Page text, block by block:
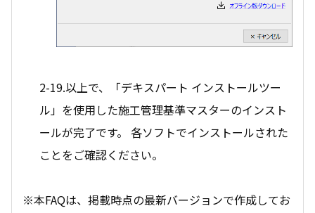
2-19.以上で、「デキスパート インストールツー
ル」を使用した施工管理基準マスターのインスト
ールが完了です。 各ソフトでインストールされた
ことをご確認ください。
※本FAQは、掲載時点の最新バージョンで作成してお